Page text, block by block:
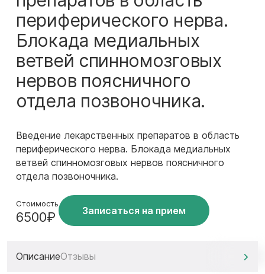
периферического нерва.
Блокада медиальных
ветвей спинномозговых
нервов поясничного
отдела позвоночника.
Введение лекарственных препаратов в область
периферического нерва. Блокада медиальных
ветвей спинномозговых нервов поясничного
отдела позвоночника.
Стоимость
6500₽ Записаться на прием
ОписаниеОтзывы